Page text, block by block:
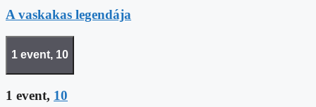
A vaskakas legendája
1 event, 10
1 event, 10